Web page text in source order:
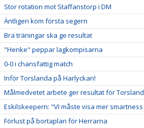
Stor rotation mot Staffanstorp i DM
Äntligen kom första segern
Bra träningar ska ge resultat
"Henke" peppar lagkompisarna
0-0 i chansfattig match
Inför Torslanda på Harlyckan!
Målmedvetet arbete ger resultat för
Eskilskeepern: "VI måste visa mer
Förlust på bortaplan för Herrarna